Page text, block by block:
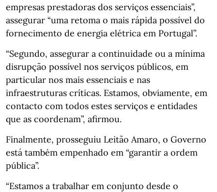
empresas prestadoras dos serviços essenciais”,
assegurar “uma retoma o mais rápida possível do
fornecimento de energia elétrica em Portugal”.
“Segundo, assegurar a continuidade ou a mínima
disrupção possível nos serviços públicos, em
particular nos mais essenciais e nas
infraestruturas críticas. Estamos, obviamente, em
contacto com todos estes serviços e entidades
que as coordenam”, afirmou.
Finalmente, prosseguiu Leitão Amaro, o Governo
está também empenhado em “garantir a ordem
pública”.
“Estamos a trabalhar em conjunto desde o